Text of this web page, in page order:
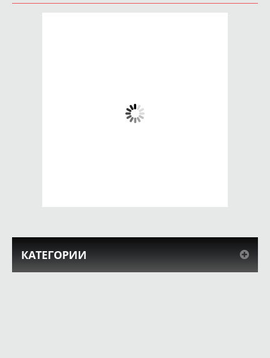
КАТЕГОРИИ